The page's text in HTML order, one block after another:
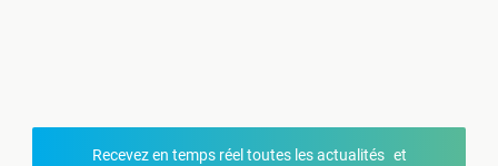
Recevez en temps réel toutes les actualités et